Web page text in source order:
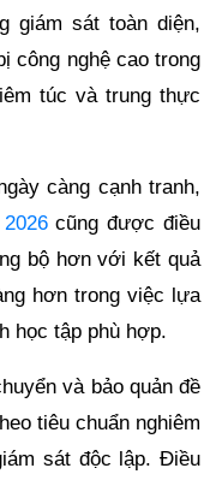
giám sát toàn diện,
công nghệ cao trong
túc và trung thực
càng cạnh tranh,
cũng được điều
bộ hơn với kết quả
hơn trong việc lựa
học tập phù hợp.
và bảo quản đề
tiêu chuẩn nghiêm
sát độc lập. Điều